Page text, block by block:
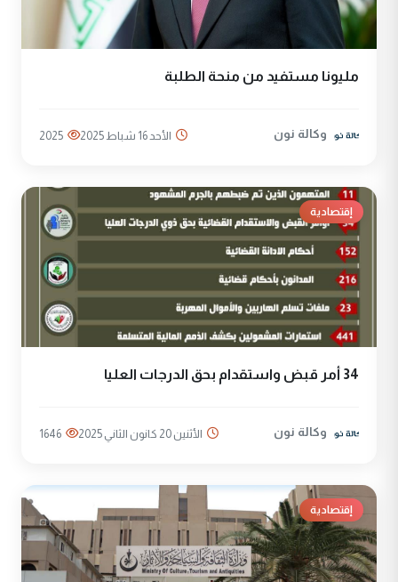
مليونا مستفيد من منحة الطلبة
وكالة نون الأحد 16 شباط 2025 2025
إقتصادية
34 أمر قبض واستقدام بحق الدرجات العليا
وكالة نون الأثنين 20 كانون الثاني 2025 1646
إقتصادية